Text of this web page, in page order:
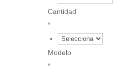
Cantidad
*
Modelo
*